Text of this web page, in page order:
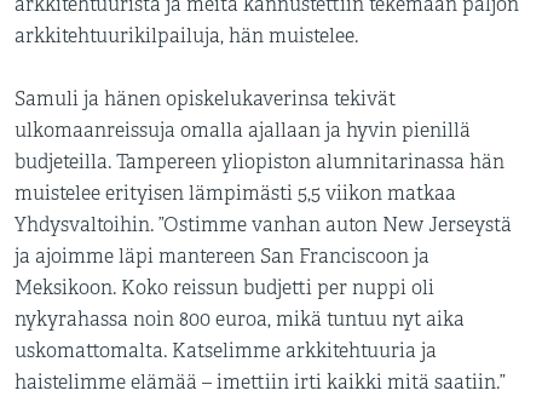
arkkitehtuurikilpailuja, hän muistelee.
Samuli ja hänen opiskelukaverinsa tekivät
ulkomaanreissuja omalla ajallaan ja hyvin pienillä
budjeteilla. Tampereen yliopiston alumnitarinassa hän
muistelee erityisen lämpimästi 5,5 viikon matkaa
Yhdysvaltoihin. ”Ostimme vanhan auton New Jerseystä
ja ajoimme läpi mantereen San Franciscoon ja
Meksikoon. Koko reissun budjetti per nuppi oli
nykyrahassa noin 800 euroa, mikä tuntuu nyt aika
uskomattomalta. Katselimme arkkitehtuuria ja
haistelimme elämää – imettiin irti kaikki mitä saatiin.”